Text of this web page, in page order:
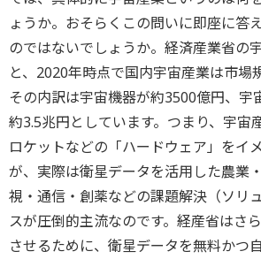
ょうか。おそらくこの問いに即座に答
のではないでしょうか。経済産業省の
と、2020年時点で国内宇宙産業は市場
その内訳は宇宙機器が約3500億円、宇
約3.5兆円としています。つまり、宇宙
ロケットなどの「ハードウェア」をイ
が、実際は衛星データを活用した農業
視・通信・創薬などの課題解決（ソリ
スが圧倒的主流なのです。経産省はさ
させるために、衛星データを無料かつ